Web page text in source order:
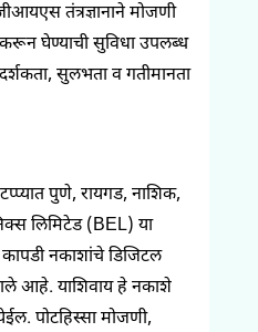
तंत्रज्ञानाने मोजणी
करून घेण्याची सुविधा उपलब्ध
सुलभता व गतीमानता
पुणे, रायगड, नाशिक,
लिमिटेड (BEL) या
नकाशांचे डिजिटल
आहे. याशिवाय हे नकाशे
पोटहिस्सा मोजणी,